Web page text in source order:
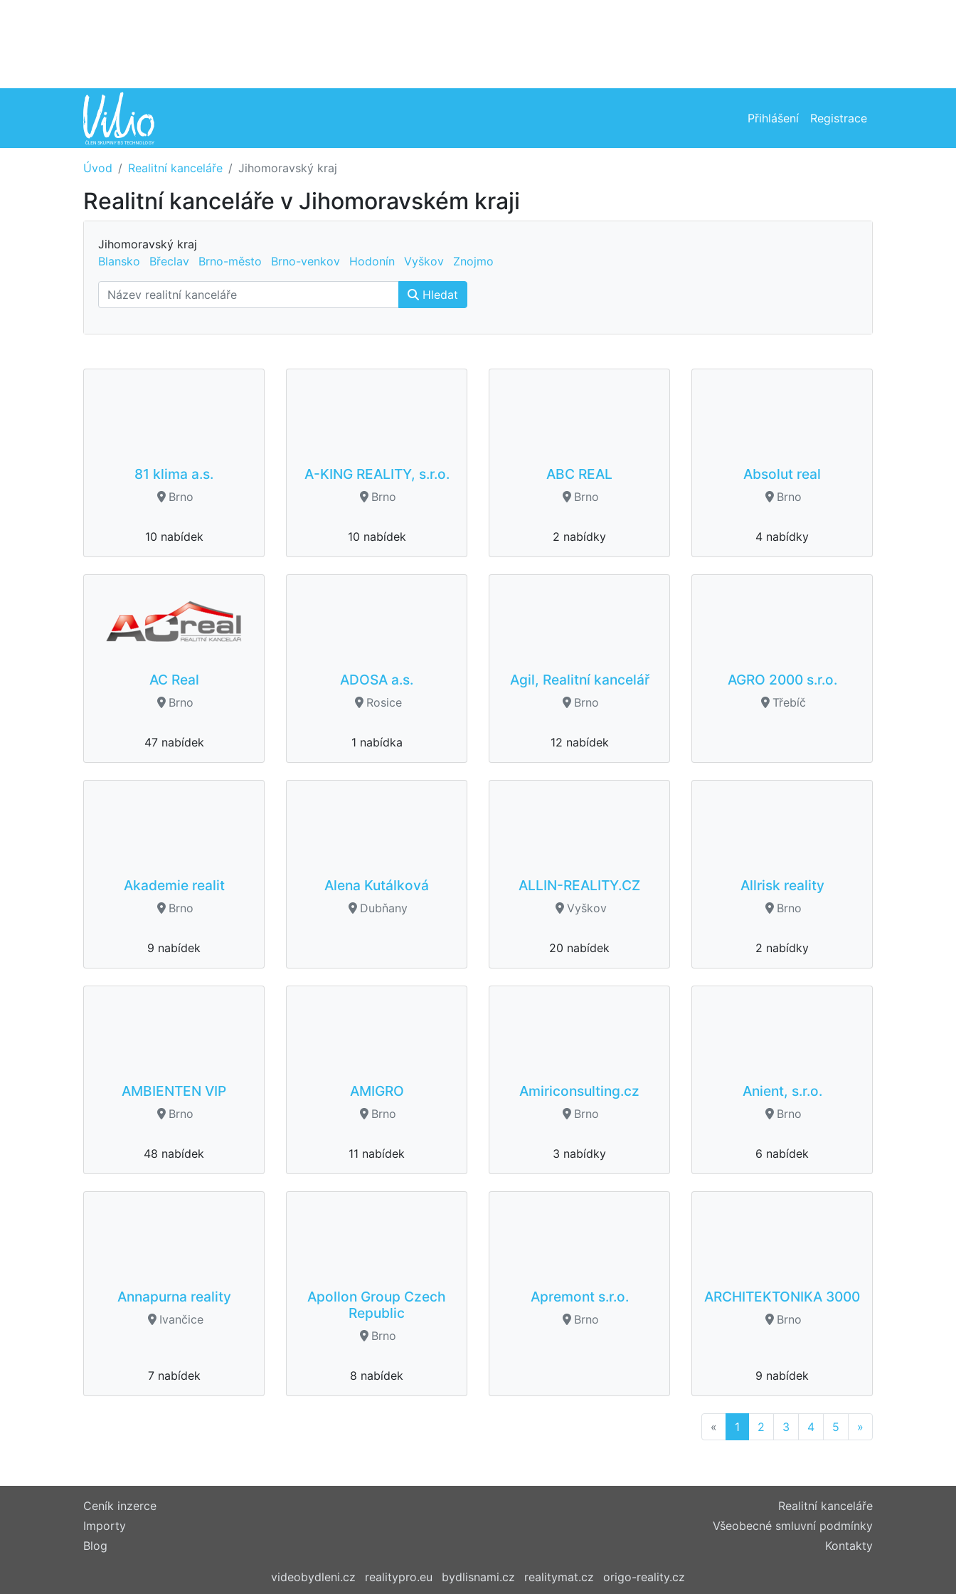
Přihlášení Registrace
Úvod Realitní kanceláře Jihomoravský kraj
Realitní kanceláře v Jihomoravském kraji
Jihomoravský kraj
Blansko
Břeclav Brno-město Brno-venkov Hodonín Vyškov Znojmo
Hledat
81 klima a.s.
Brno
10 nabídek
A-KING REALITY, s.r.o.
Brno
10 nabídek
ABC REAL
Brno
2 nabídky
Absolut real
Brno
4 nabídky
AC Real
Brno
47 nabídek
ADOSA a.s.
Rosice
1 nabídka
Agil, Realitní kancelář
Brno
12 nabídek
AGRO 2000 s.r.o.
Třebíč
Akademie realit
Brno
9 nabídek
Alena Kutálková
Dubňany
ALLIN-REALITY.CZ
Vyškov
20 nabídek
Allrisk reality
Brno
2 nabídky
AMBIENTEN VIP
Brno
48 nabídek
AMIGRO
Brno
11 nabídek
Amiriconsulting.cz
Brno
3 nabídky
Anient, s.r.o.
Brno
6 nabídek
Annapurna reality
Ivančice
7 nabídek
Apollon Group Czech
Republic
Brno
8 nabídek
Apremont s.r.o.
Brno
ARCHITEKTONIKA 3000
Brno
9 nabídek
« Previous
1 2 3 4 5 »
Ceník inzerce
Importy
Blog
Realitní kanceláře
Všeobecné smluvní podmínky
Kontakty
videobydleni.cz realitypro.eu bydlisnami.cz realitymat.cz origo-reality.cz